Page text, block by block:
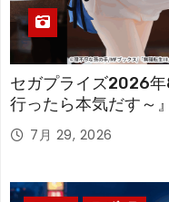
セガプライズ2026
行ったら本気だす～
アが登場！
7月 29, 2026